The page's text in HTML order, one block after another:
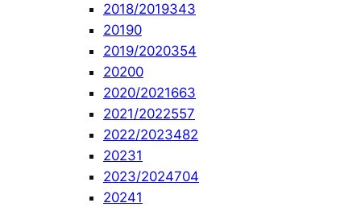
2018/2019343
20190
2019/2020354
20200
2020/2021663
2021/2022557
2022/2023482
20231
2023/2024704
20241